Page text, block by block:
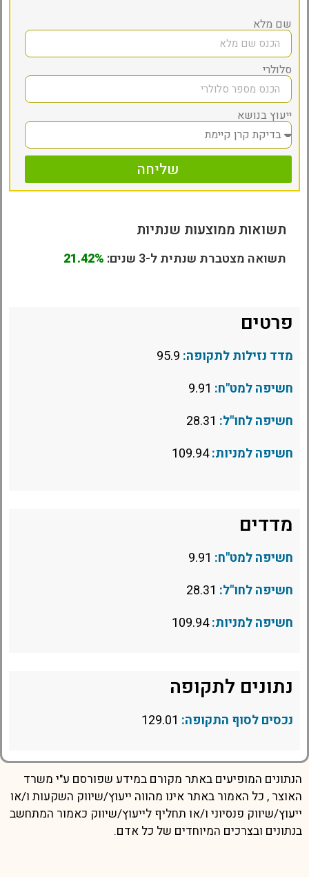
שם מלא
סלולרי
ייעוץ בנושא
שליחה
תשואות ממוצעות שנתיות
תשואה מצטברת שנתית ל-3 שנים: 21.42%
פרטים
מדד נזילות לתקופה:
חשיפה למט"ח:
חשיפה לחו"ל:
חשיפה למניות:109.94
מדדים
חשיפה למט"ח:
חשיפה לחו"ל:
חשיפה למניות:109.94
נתונים לתקופה
נכסים לסוף התקופה:
הנתונים המופיעים באתר מקורם במידע שפורסם ע"י משרד
האוצר , כל האמור באתר אינו מהווה ייעוץ/שיווק השקעות ו/או
ייעוץ/שיווק פנסיוני ו/או תחליף לייעוץ/שיווק כאמור המתחשב
בנתונים ובצרכים המיוחדים של כל אדם.